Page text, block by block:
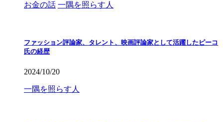
お金の話 一隅を照らす人
ファッション評論家、タレント、映画評論家として活躍したピーコ
氏の経歴
2024/10/20
一隅を照らす人